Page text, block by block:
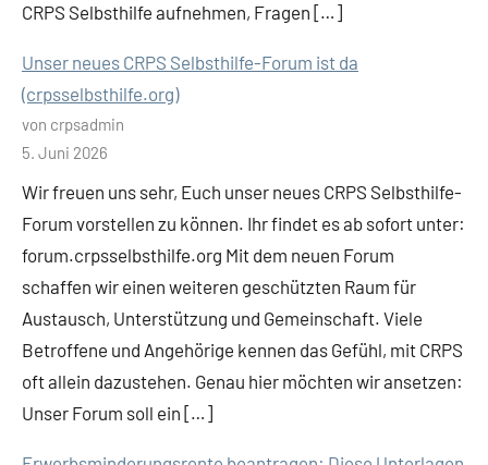
CRPS Selbsthilfe aufnehmen, Fragen […]
Unser neues CRPS Selbsthilfe-Forum ist da
(crpsselbsthilfe.org)
von crpsadmin
5. Juni 2026
Wir freuen uns sehr, Euch unser neues CRPS Selbsthilfe-
Forum vorstellen zu können. Ihr findet es ab sofort unter:
forum.crpsselbsthilfe.org Mit dem neuen Forum
schaffen wir einen weiteren geschützten Raum für
Austausch, Unterstützung und Gemeinschaft. Viele
Betroffene und Angehörige kennen das Gefühl, mit CRPS
oft allein dazustehen. Genau hier möchten wir ansetzen:
Unser Forum soll ein […]